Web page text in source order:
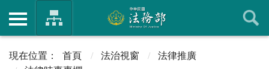
首頁 法治視窗
法律推廣